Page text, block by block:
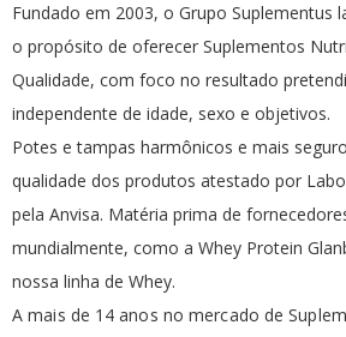
Fundado em 2003, o Grupo Suplementus
o propósito de oferecer Suplementos
Qualidade, com foco no resultado
independente de idade, sexo e objetivos.
Potes e tampas harmônicos e mais
qualidade dos produtos atestado por
pela Anvisa. Matéria prima de
mundialmente, como a Whey Protein
nossa linha de Whey.
A mais de 14 anos no mercado de